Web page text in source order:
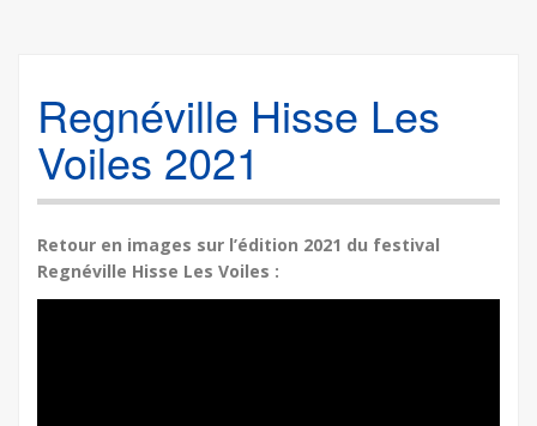
Regnéville Hisse Les
Voiles 2021
Retour en images sur l’édition 2021 du festival
Regnéville Hisse Les Voiles :